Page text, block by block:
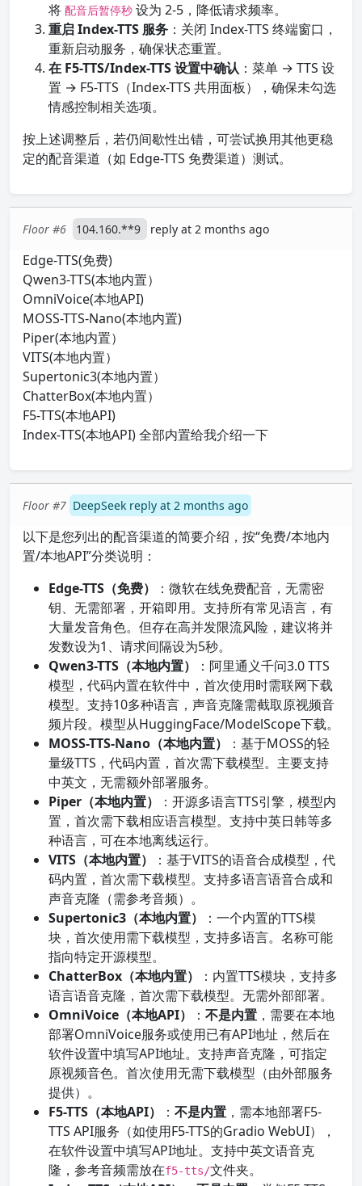
将 配音后暂停秒 设为 2-5，降低请求频率。
重启 Index-TTS 服务 ：关闭 Index-TTS 终端窗口，
重新启动服务，确保状态重置。
在 F5-TTS/Index-TTS 设置中确认 ：菜单 → TTS 设
置 → F5-TTS（Index-TTS 共用面板），确保未勾选
情感控制相关选项。
按上述调整后，若仍间歇性出错，可尝试换用其他更稳
定的配音渠道（如 Edge-TTS 免费渠道）测试。
Floor #6 104.160.**9 reply at 2 months ago
Edge-TTS(免费)
Qwen3-TTS(本地内置）
OmniVoice(本地API)
MOSS-TTS-Nano(本地内置)
Piper(本地内置）
VITS(本地内置）
Supertonic3(本地内置）
ChatterBox(本地内置）
F5-TTS(本地API)
Index-TTS(本地API) 全部内置给我介绍一下
Floor #7 DeepSeek reply at 2 months ago
以下是您列出的配音渠道的简要介绍，按“免费/本地内
置/本地API”分类说明：
Edge-TTS（免费）
：微软在线免费配音，无需密
钥、无需部署，开箱即用。支持所有常见语言，有
大量发音角色。但存在高并发限流风险，建议将并
发数设为1、请求间隔设为5秒。
Qwen3-TTS（本地内置）
：阿里通义千问3.0 TTS
模型，代码内置在软件中，首次使用时需联网下载
模型。支持10多种语言，声音克隆需截取原视频音
频片段。模型从HuggingFace/ModelScope下载。
MOSS-TTS-Nano（本地内置）
：基于MOSS的轻
量级TTS，代码内置，首次需下载模型。主要支持
中英文，无需额外部署服务。
Piper（本地内置）
：开源多语言TTS引擎，模型内
置，首次需下载相应语言模型。支持中英日韩等多
种语言，可在本地离线运行。
VITS（本地内置）
：基于VITS的语音合成模型，代
码内置，首次需下载模型。支持多语言语音合成和
声音克隆（需参考音频）。
Supertonic3（本地内置）
：一个内置的TTS模
块，首次使用需下载模型，支持多语言。名称可能
指向特定开源模型。
ChatterBox（本地内置）
：内置TTS模块，支持多
语言语音克隆，首次需下载模型。无需外部部署。
OmniVoice（本地API）
： 不是内置 ，需要在本地
部署OmniVoice服务或使用已有API地址，然后在
软件设置中填写API地址。支持声音克隆，可指定
原视频音色。首次使用无需下载模型（由外部服务
提供）。
F5-TTS（本地API）
： 不是内置 ，需本地部署F5-
TTS API服务（如使用F5-TTS的Gradio WebUI），
在软件设置中填写API地址。支持中英文语音克
隆，参考音频需放在f5-tts/文件夹。